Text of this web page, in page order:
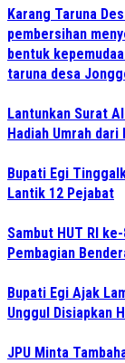
Karang Taruna
pembersihan
bentuk
taruna desa
Lantunkan Surat
Hadiah Umrah dari
Bupati Egi
Lantik 12 Pejabat
Sambut HUT RI
Pembagian
Bupati Egi Ajak
Unggul Disiapkan
JPU Minta